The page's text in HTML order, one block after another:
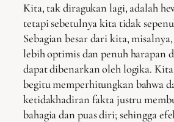
Kita, tak diragukan lagi, adalah
tetapi sebetulnya kita tidak
Sebagian besar dari kita,
lebih optimis dan penuh harapan
dapat dibenarkan oleh logika.
begitu memperhitungkan bahwa
ketidakhadiran fakta justru
bahagia dan puas diri; sehingga